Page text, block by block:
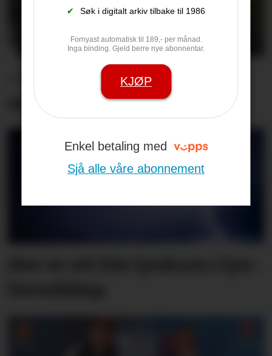
✔ Søk i digitalt arkiv tilbake til 1986
Fornyast automatisk til 189,- per månad.
Inga binding. Gjeld berre nye abonnentar.
KJØP
Enkel betaling med
Sjå alle våre abonnement
– Me har hatt den beste
sommaren nokon gong